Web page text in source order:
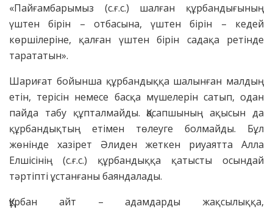
«Пайғамбарымыз (с.ғ.с.) шалған құрбандығының
үштен бірін – отбасына, үштен бірін – кедей
көршілеріне, қалған үштен бірін садақа ретінде
тарататын».
Шариғат бойынша құрбандыққа шалынған малдың
етін, терісін немесе басқа мүшелерін сатып, одан
пайда табу құпталмайды. Қасапшының ақысын да
құрбандықтың етімен төлеуге болмайды. Бұл
жөнінде хазірет Әлиден жеткен риуаятта Алла
Елшісінің (с.ғ.с.) құрбандыққа қатысты осындай
тәртіпті ұстанғаны баяндалады.
Құрбан айт – адамдарды жақсылыққа,